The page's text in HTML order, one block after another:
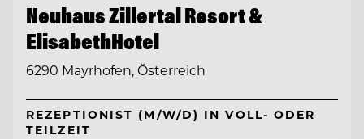
Neuhaus Zillertal Resort &
ElisabethHotel
6290 Mayrhofen, Österreich
REZEPTIONIST (M/W/D) IN VOLL- ODER
TEILZEIT